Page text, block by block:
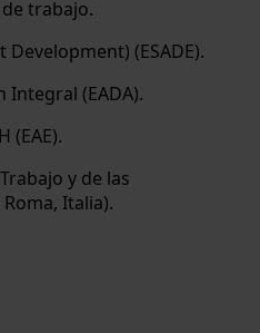
trabajo.
(ESADE).
Integral (EADA).
(EAE).
y de las
Italia).